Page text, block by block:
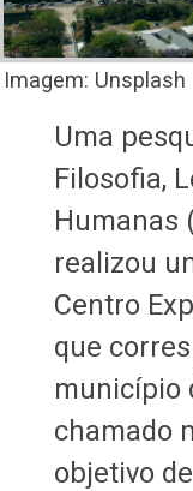
Imagem: Unsplash
Uma
Filosofia,
Humanas
realizou
Centro
que
município
chamado
objetivo